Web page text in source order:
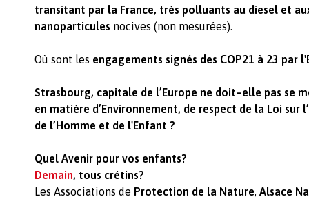
transitant par la France, très polluants au diesel et
nanoparticules nocives (non mesurées).
Où sont les engagements signés des COP21 à 23 par
Strasbourg, capitale de l’Europe ne doit–elle pas se
en matière d’Environnement, de respect de la Loi sur
de l’Homme et de l'Enfant ?
Quel Avenir pour vos enfants?
Demain, tous crétins?
Les Associations de Protection de la Nature, Alsace